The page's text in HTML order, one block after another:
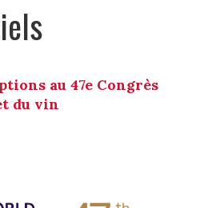
au 47e Congrès
du vin